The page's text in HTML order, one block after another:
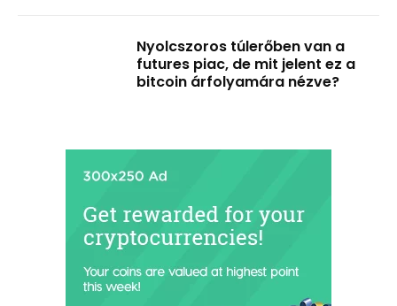
Nyolcszoros túlerőben van a
futures piac, de mit jelent ez a
bitcoin árfolyamára nézve?